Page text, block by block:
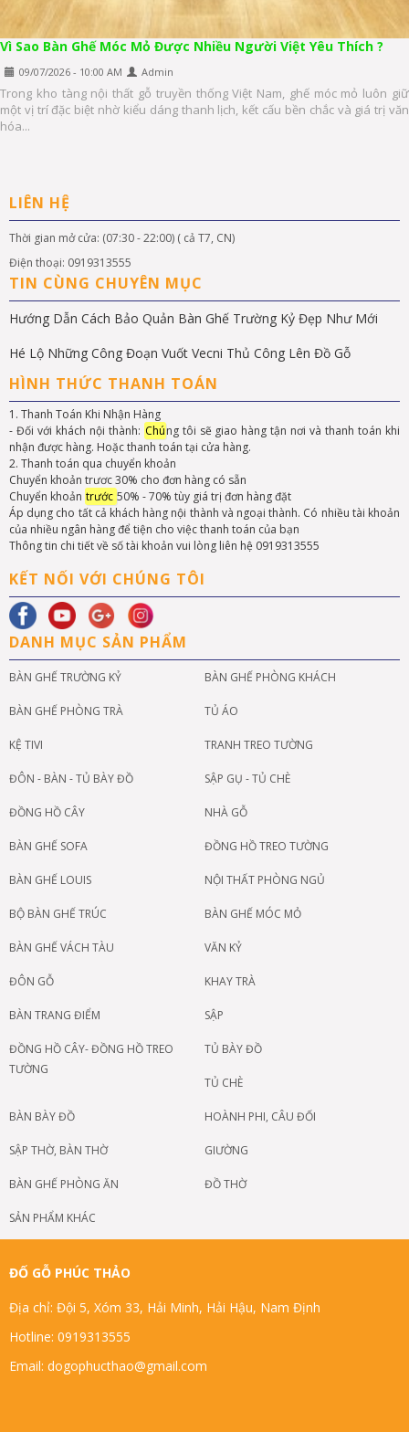
Vì Sao Bàn Ghế Móc Mỏ Được Nhiều Người Việt Yêu Thích ?
09/07/2026 - 10:00 AM Admin
Trong kho tàng nội thất gỗ truyền thống Việt Nam, ghế móc mỏ luôn giữ
một vị trí đặc biệt nhờ kiểu dáng thanh lịch, kết cấu bền chắc và giá trị văn
hóa...
LIÊN HỆ
Thời gian mở cửa: (07:30 - 22:00) ( cả T7, CN)
Điện thoại: 0919313555
TIN CÙNG CHUYÊN MỤC
Hướng Dẫn Cách Bảo Quản Bàn Ghế Trường Kỷ Đẹp Như Mới
Hé Lộ Những Công Đoạn Vuốt Vecni Thủ Công Lên Đồ Gỗ
HÌNH THỨC THANH TOÁN
1. Thanh Toán Khi Nhận Hàng
- Đối với khách nội thành: Chúng tôi sẽ giao hàng tận nơi và thanh toán khi
nhận được hàng. Hoặc thanh toán tại cửa hàng.
2. Thanh toán qua chuyển khoản
Chuyển khoản trươc 30% cho đơn hàng có sẵn
Chuyển khoản trước 50% - 70% tùy giá trị đơn hàng đặt
Áp dụng cho tất cả khách hàng nội thành và ngoại thành. Có nhiều tài khoản
của nhiều ngân hàng để tiện cho việc thanh toán của bạn
Thông tin chi tiết về số tài khoản vui lòng liên hệ 0919313555
KẾT NỐI VỚI CHÚNG TÔI
DANH MỤC SẢN PHẨM
BÀN GHẾ TRƯỜNG KỶ BÀN GHẾ PHÒNG KHÁCH
BÀN GHẾ PHÒNG TRÀ TỦ ÁO
KỆ TIVI TRANH TREO TƯỜNG
ĐÔN - BÀN - TỦ BÀY ĐỒ SẬP GỤ - TỦ CHÈ
ĐỒNG HỒ CÂY NHÀ GỖ
BÀN GHẾ SOFA ĐỒNG HỒ TREO TƯỜNG
BÀN GHẾ LOUIS NỘI THẤT PHÒNG NGỦ
BỘ BÀN GHẾ TRÚC BÀN GHẾ MÓC MỎ
BÀN GHẾ VÁCH TÀU VĂN KỶ
ĐÔN GỖ KHAY TRÀ
BÀN TRANG ĐIỂM SẬP
ĐỒNG HỒ CÂY- ĐỒNG HỒ TREO
TƯỜNG
TỦ BÀY ĐỒ
TỦ CHÈ
BÀN BÀY ĐỒ HOÀNH PHI, CÂU ĐỐI
SẬP THỜ, BÀN THỜ GIƯỜNG
BÀN GHẾ PHÒNG ĂN ĐỒ THỜ
SẢN PHẨM KHÁC
ĐỐ GỖ PHÚC THẢO
Địa chỉ: Đội 5, Xóm 33, Hải Minh, Hải Hậu, Nam Định
Hotline: 0919313555
Email: dogophucthao@gmail.com